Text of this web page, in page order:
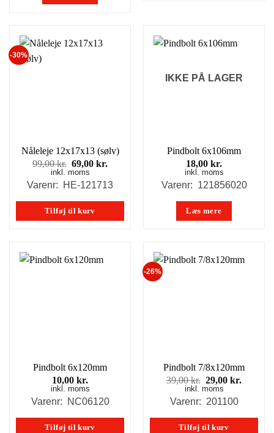
-30%
Nåleleje 12x17x13 (sølv)
99,00kr. Den
oprindelige
pris
99,00 kr..
69,00kr.
pris
69,00 kr..
inkl. moms
Varenr: HE-121713
Tilføj til kurv
IKKE PÅ LAGER
Pindbolt 6x106mm
18,00 kr.
inkl. moms
Varenr: 121856020
Læs mere
Pindbolt 6x120mm
10,00 kr.
inkl. moms
Varenr: NC06120
Tilføj til kurv
-26%
Pindbolt 7/8x120mm
39,00kr. Den
oprindelige
pris
39,00 kr..
29,00kr.
29,00
inkl. moms
Varenr: 201100
Tilføj til kurv